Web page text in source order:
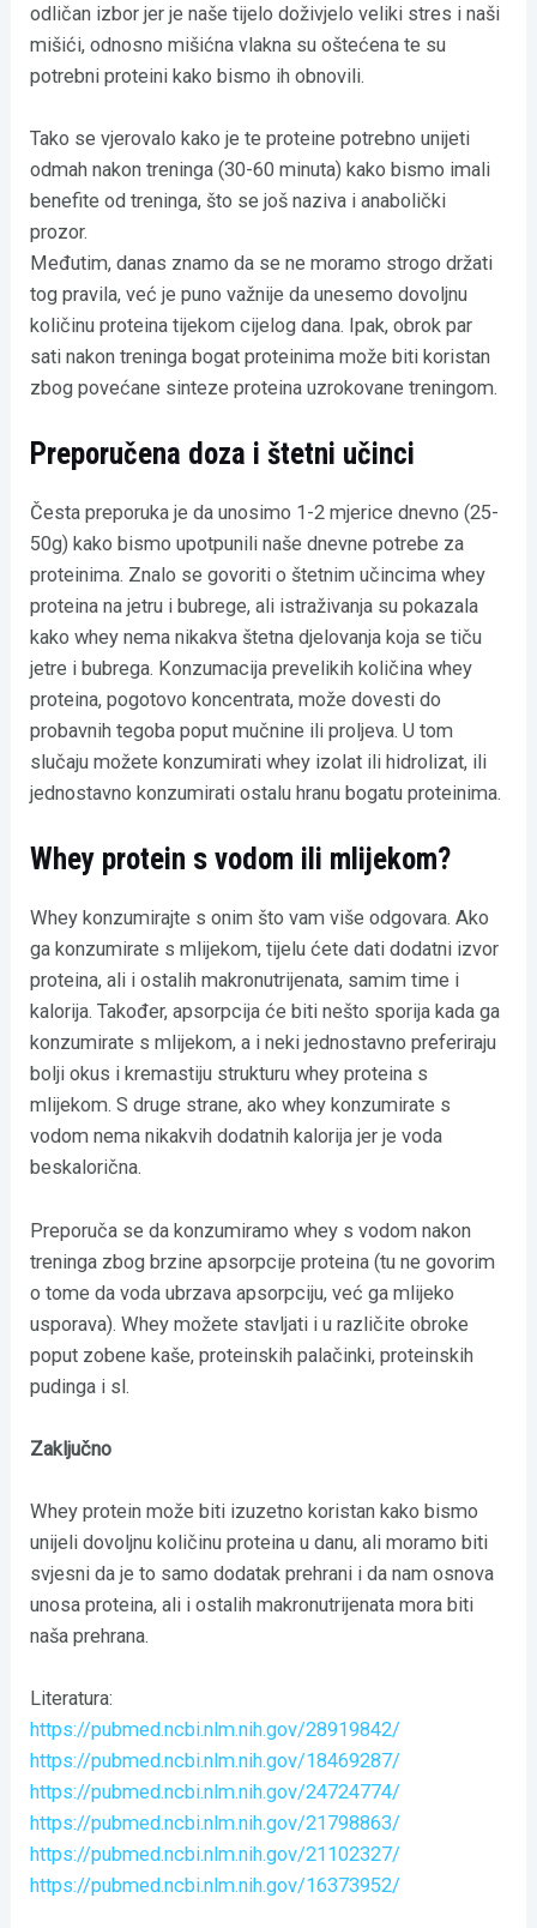
odličan izbor jer je naše tijelo doživjelo veliki stres i naši
mišići, odnosno mišićna vlakna su oštećena te su
potrebni proteini kako bismo ih obnovili.
Tako se vjerovalo kako je te proteine potrebno unijeti
odmah nakon treninga (30-60 minuta) kako bismo imali
benefite od treninga, što se još naziva i anabolički
prozor.
Međutim, danas znamo da se ne moramo strogo držati
tog pravila, već je puno važnije da unesemo dovoljnu
količinu proteina tijekom cijelog dana. Ipak, obrok par
sati nakon treninga bogat proteinima može biti koristan
zbog povećane sinteze proteina uzrokovane treningom.
Preporučena doza i štetni učinci
Česta preporuka je da unosimo 1-2 mjerice dnevno (25-
50g) kako bismo upotpunili naše dnevne potrebe za
proteinima. Znalo se govoriti o štetnim učincima whey
proteina na jetru i bubrege, ali istraživanja su pokazala
kako whey nema nikakva štetna djelovanja koja se tiču
jetre i bubrega. Konzumacija prevelikih količina whey
proteina, pogotovo koncentrata, može dovesti do
probavnih tegoba poput mučnine ili proljeva. U tom
slučaju možete konzumirati whey izolat ili hidrolizat, ili
jednostavno konzumirati ostalu hranu bogatu proteinima.
Whey protein s vodom ili mlijekom?
Whey konzumirajte s onim što vam više odgovara. Ako
ga konzumirate s mlijekom, tijelu ćete dati dodatni izvor
proteina, ali i ostalih makronutrijenata, samim time i
kalorija. Također, apsorpcija će biti nešto sporija kada ga
konzumirate s mlijekom, a i neki jednostavno preferiraju
bolji okus i kremastiju strukturu whey proteina s
mlijekom. S druge strane, ako whey konzumirate s
vodom nema nikakvih dodatnih kalorija jer je voda
beskalorična.
Preporuča se da konzumiramo whey s vodom nakon
treninga zbog brzine apsorpcije proteina (tu ne govorim
o tome da voda ubrzava apsorpciju, već ga mlijeko
usporava). Whey možete stavljati i u različite obroke
poput zobene kaše, proteinskih palačinki, proteinskih
pudinga i sl.
Zaključno
Whey protein može biti izuzetno koristan kako bismo
unijeli dovoljnu količinu proteina u danu, ali moramo biti
svjesni da je to samo dodatak prehrani i da nam osnova
unosa proteina, ali i ostalih makronutrijenata mora biti
naša prehrana.
Literatura:
https://pubmed.ncbi.nlm.nih.gov/28919842/
https://pubmed.ncbi.nlm.nih.gov/18469287/
https://pubmed.ncbi.nlm.nih.gov/24724774/
https://pubmed.ncbi.nlm.nih.gov/21798863/
https://pubmed.ncbi.nlm.nih.gov/21102327/
https://pubmed.ncbi.nlm.nih.gov/16373952/